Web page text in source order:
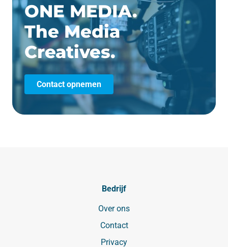
ONE MEDIA.
The Media
Creatives.
Contact opnemen
Bedrijf
Over ons
Contact
Privacy